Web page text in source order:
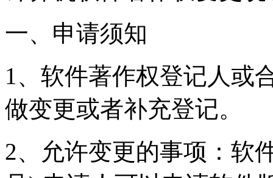
一、申请须知
1、软件著作权登记人或
做变更或者补充登记。
2、允许变更的事项：软